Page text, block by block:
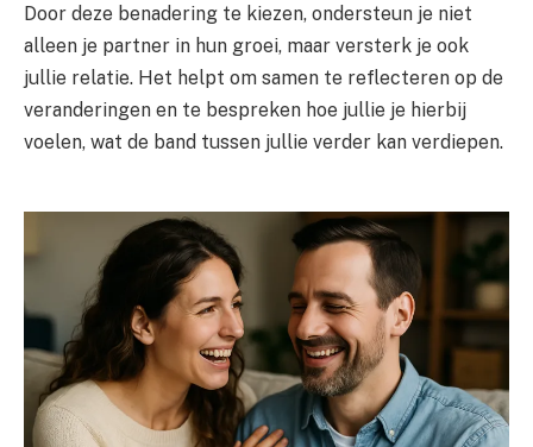
Door deze benadering te kiezen, ondersteun je niet
alleen je partner in hun groei, maar versterk je ook
jullie relatie. Het helpt om samen te reflecteren op de
veranderingen en te bespreken hoe jullie je hierbij
voelen, wat de band tussen jullie verder kan verdiepen.